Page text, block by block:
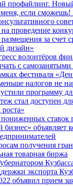
профайлинг.
если сможешь!
проведение
за счет
дизайн»
волонтёров
с
фестиваля
налогов не
программу
стал доступен
ставок
объявляет
получения
товарная биржа
экспорта
объявил прием